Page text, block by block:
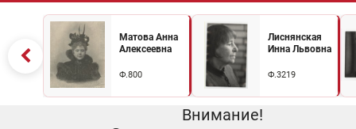
Матова Анна
Алексеевна
Ф.800
Лиснянская
Инна Львовна
Ф.3219
Внимание!